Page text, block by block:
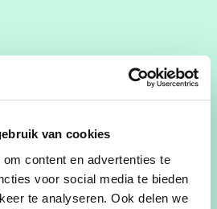
van cookies
content en advertenties te
voor social media te bieden
te analyseren. Ook delen we